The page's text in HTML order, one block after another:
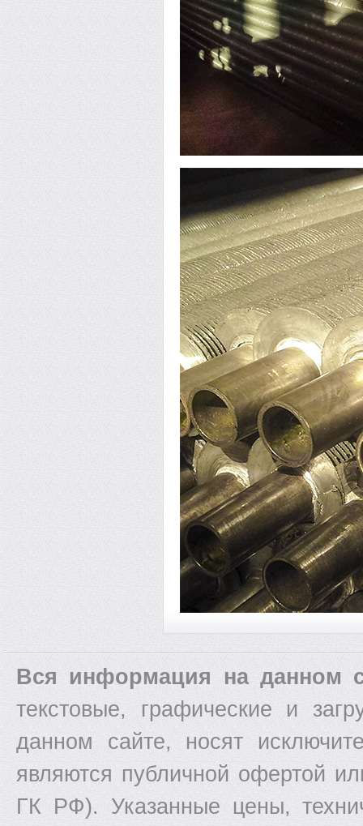
Вся информация на данном
текстовые, графические и
данном сайте, носят
являются публичной офертой
ГК РФ). Указанные цены,